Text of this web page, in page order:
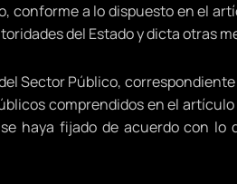
a lo dispuesto en el
del Estado y dicta otras
Sector Público,
comprendidos en el artículo
haya fijado de acuerdo con